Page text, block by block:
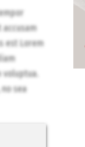
est Lorem
sea